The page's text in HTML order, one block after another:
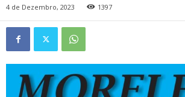
4 de Dezembro, 2023 1397